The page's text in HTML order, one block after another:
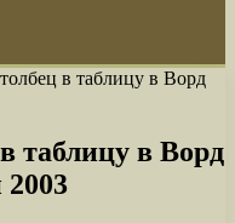
в таблицу в Ворд
таблицу в Ворд
2003